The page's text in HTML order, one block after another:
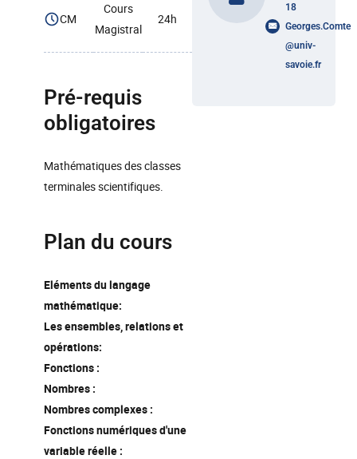
CM
Cours
Magistral
24h
Pré-requis
obligatoires
Mathématiques des classes
terminales scientifiques.
Plan du cours
Eléments du langage
mathématique:
Les ensembles, relations et
opérations:
Fonctions :
Nombres :
Nombres complexes :
Fonctions numériques d'une
variable réelle :
18
Georges.Comte
@univ-
savoie.fr